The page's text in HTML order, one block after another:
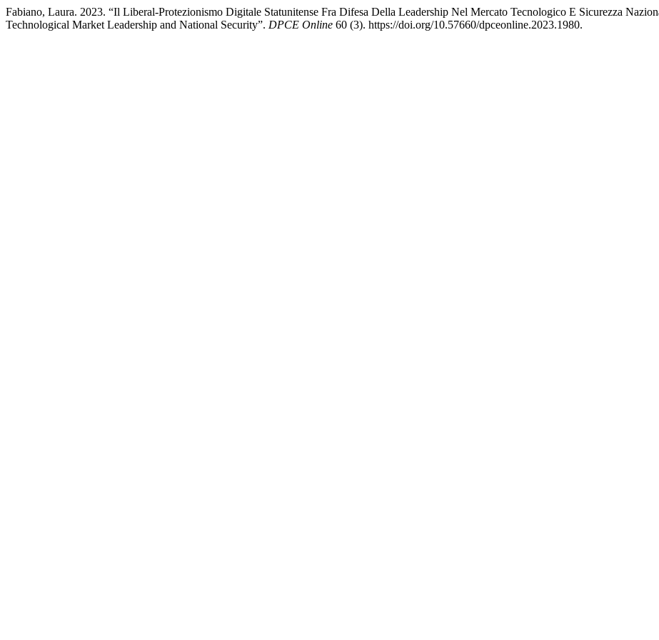
Fabiano, Laura. 2023. “Il Liberal-Protezionismo Digitale Statunitense Fra Difesa Della Leadership Nel Mercato Tecnologico E Sicurezza
Technological Market Leadership and National Security”. DPCE Online 60 (3). https://doi.org/10.57660/dpceonline.2023.1980.